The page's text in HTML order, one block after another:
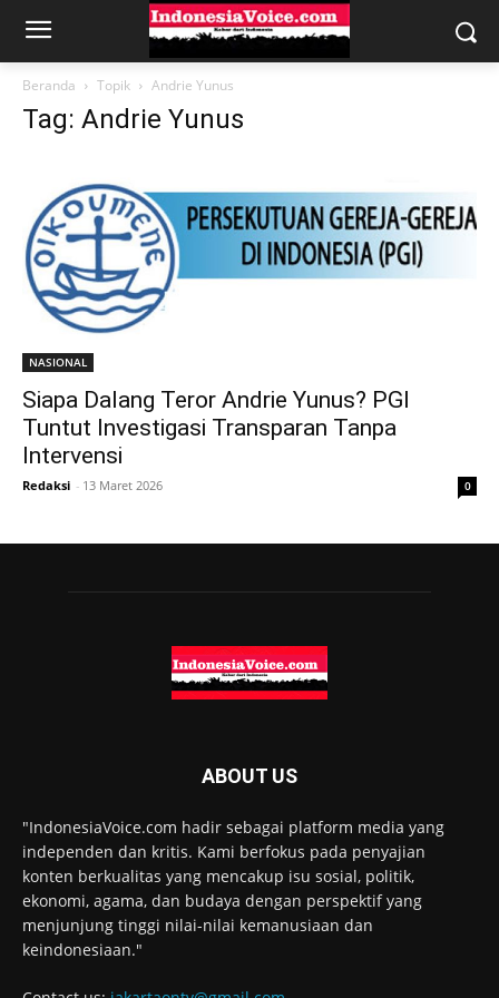
Beranda Topik Andrie Yunus
Tag: Andrie Yunus
NASIONAL
Siapa Dalang Teror Andrie Yunus? PGI
Tuntut Investigasi Transparan Tanpa
Intervensi
Redaksi - 13 Maret 2026 0
ABOUT US
"IndonesiaVoice.com hadir sebagai platform media yang
independen dan kritis. Kami berfokus pada penyajian
konten berkualitas yang mencakup isu sosial, politik,
ekonomi, agama, dan budaya dengan perspektif yang
menjunjung tinggi nilai-nilai kemanusiaan dan
keindonesiaan."